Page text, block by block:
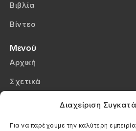
Διαχείριση
Για να παρέχουμε την καλύτερη
Βιβλία
Βίντεο
Μενού
Αρχική
Σχετικά